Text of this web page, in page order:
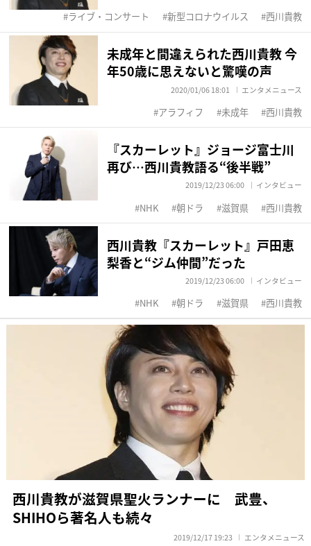
ライブ・コンサート 新型コロナウイルス 西川貴教
未成年と間違えられた西川貴教 今
年50歳に思えないと驚嘆の声
2020/01/06 18:01 エンタメニュース
アラフィフ 未成年 西川貴教
『スカーレット』ジョージ富士川
再び…西川貴教語る“後半戦”
2019/12/23 06:00 インタビュー
NHK 朝ドラ 滋賀県 西川貴教
西川貴教『スカーレット』戸田恵
梨香と“ジム仲間”だった
2019/12/23 06:00 インタビュー
NHK 朝ドラ 滋賀県 西川貴教
西川貴教が滋賀県聖火ランナーに 武豊、
SHIHOら著名人も続々
2019/12/17 19:23 エンタメニュース